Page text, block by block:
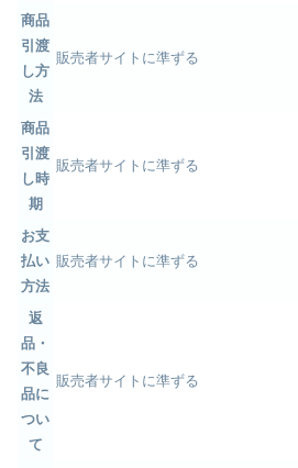
商品
引渡
し方
法
販売者サイトに準ずる
商品
引渡
し時
期
販売者サイトに準ずる
お支
払い
方法
販売者サイトに準ずる
返
品・
不良
品に
つい
て
販売者サイトに準ずる